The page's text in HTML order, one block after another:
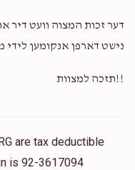
דער זכות המצוה וועט דיר
נישט דארפן אנקומען לידי
!!תזכה למצוות
are tax deductible
is 92-3617094